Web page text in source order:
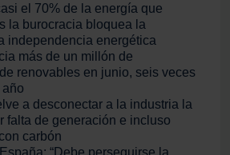
el 70% de la energía que
la burocracia bloquea la
independencia energética
más de un millón de
renovables en junio, seis veces
a desconectar a la industria la
falta de generación e incluso
carbón
“Debe perseguirse la